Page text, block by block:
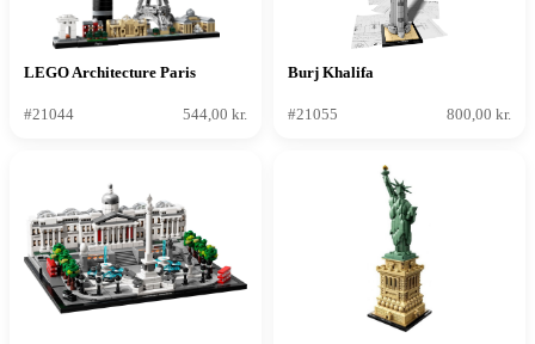
LEGO Architecture Paris
#21044 544,00 kr.
Burj Khalifa
#21055 800,00 kr.